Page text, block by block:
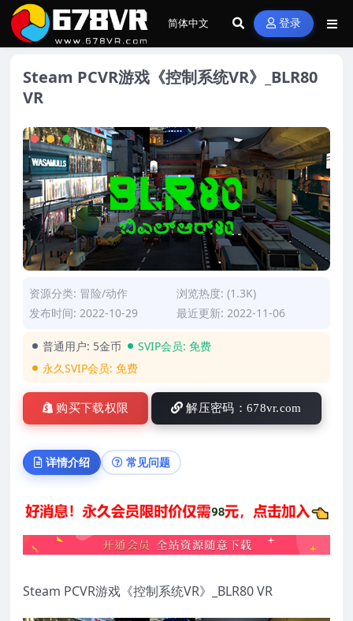
登录
Steam PCVR游戏《控制系统VR》_BLR80
VR
资源分类: 冒险/动作
浏览热度: (1.3K)
发布时间: 2022-10-29
最近更新: 2022-11-06
普通用户: 5金币 SVIP会员: 免费
永久SVIP会员: 免费
购买下载权限 解压密码：678vr.com
详情介绍 常见问题
Steam PCVR游戏《控制系统VR》_BLR80 VR